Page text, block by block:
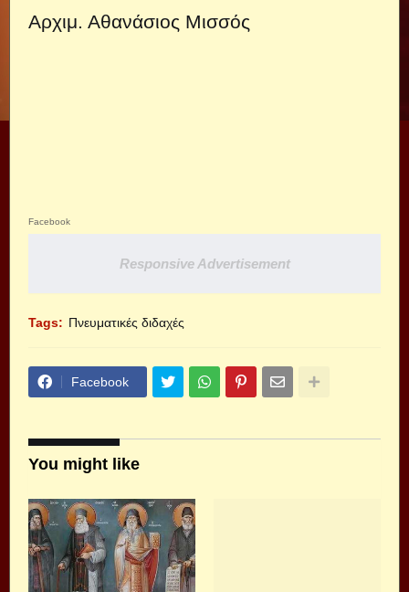
Αρχιμ. Αθανάσιος Μισσός
Facebook
Responsive Advertisement
Tags: Πνευματικές διδαχές
Facebook
You might like